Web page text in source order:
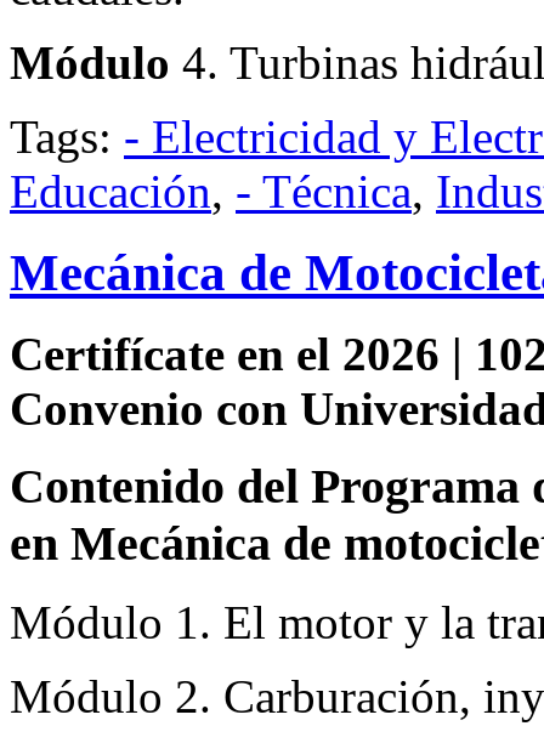
Módulo 4. Turbinas
Tags: - Electricidad y
Educación, - Técnica,
Mecánica de
Certifícate en el 2026 |
Convenio con
Contenido del Programa
en Mecánica de
Módulo 1. El motor y la
Módulo 2. Carburación,